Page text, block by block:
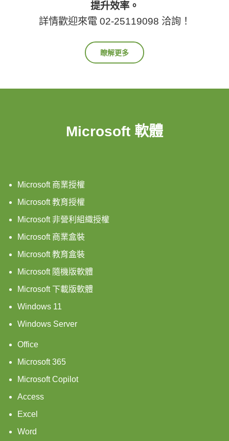
提升效率。
詳情歡迎來電 02-25119098 洽詢！
瞭解更多
Microsoft 軟體
Microsoft 商業授權
Microsoft 教育授權
Microsoft 非營利組織授權
Microsoft 商業盒裝
Microsoft 教育盒裝
Microsoft 隨機版軟體
Microsoft 下載版軟體
Windows 11
Windows Server
Office
Microsoft 365
Microsoft Copilot
Access
Excel
Word